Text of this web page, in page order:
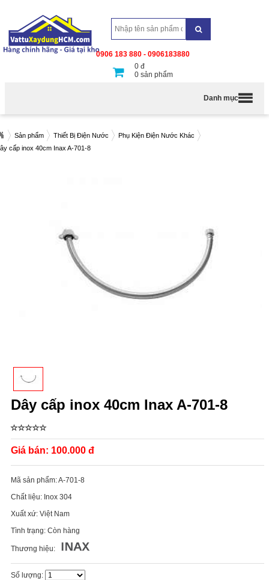
0906 183 880 - 0906183880
0 đ
0 sản phẩm
Danh mục
Sản phẩm Thiết Bị Điện Nước
Phụ Kiện Điện Nước Khác
cấp inox 40cm Inax A-701-8
Dây cấp inox 40cm Inax A-701-8
Giá bán: 100.000 đ
Mã sản phẩm:A-701-8
Chất liệu: Inox 304
Xuất xứ: Việt Nam
Tình trạng: Còn hàng
Thương hiệu:
Số lượng: